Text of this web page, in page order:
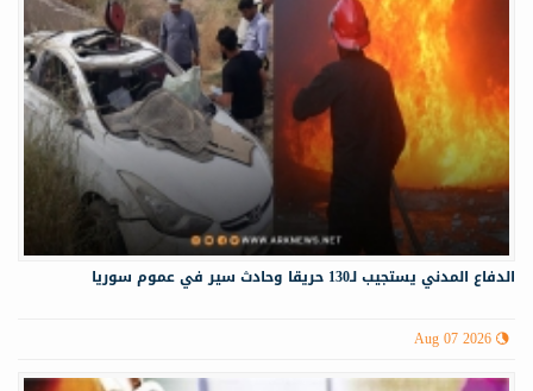
الدفاع المدني يستجيب لـ130 حريقا وحادث سير في عموم سوريا
Aug 07 2026